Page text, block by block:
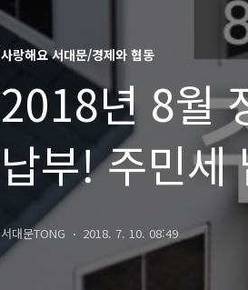
사랑해요 서대문/경제와 협동
2018년 8월
납부! 주민세
안내!
서대문TONG 2018. 7. 10. 08:49